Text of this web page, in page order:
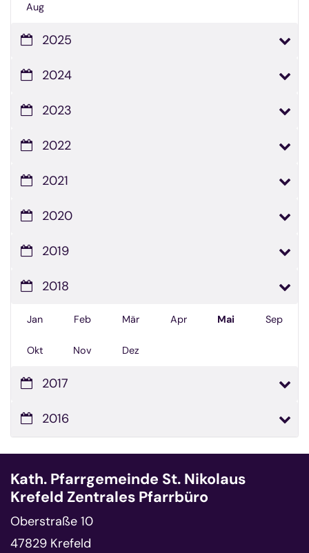
Aug
2025
2024
2023
2022
2021
2020
2019
2018
Jan Feb Mär Apr Mai Sep
Okt Nov Dez
2017
2016
Kath. Pfarrgemeinde St. Nikolaus
Krefeld Zentrales Pfarrbüro
Oberstraße 10
47829 Krefeld